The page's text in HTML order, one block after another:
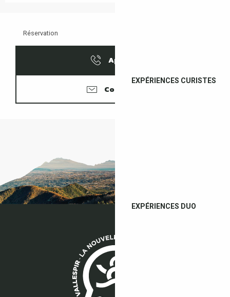
EXPÉRIENCES CURISTES
EXPÉRIENCES DUO
Réservation
Appeler
Contacter